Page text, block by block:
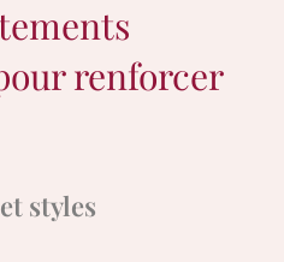
renforcer
styles